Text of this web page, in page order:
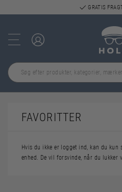
GRATIS
FAVORITTER
Hvis du ikke er logget ind, kan du kun
enhed. De vil forsvinde, når du lukker